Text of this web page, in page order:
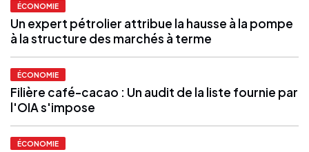
ÉCONOMIE
Un expert pétrolier attribue la hausse à la pompe
à la structure des marchés à terme
ÉCONOMIE
Filière café-cacao : Un audit de la liste fournie par
l'OIA s'impose
ÉCONOMIE